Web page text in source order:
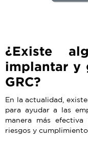
¿Existe
implantar y
GRC?
En la actualidad,
para ayudar a las
manera más
riesgos y cumplimiento.